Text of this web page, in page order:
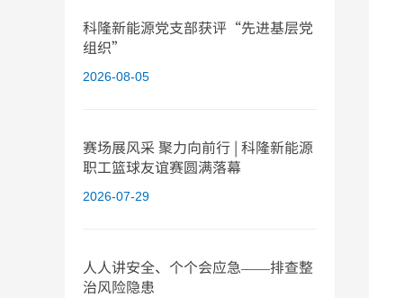
科隆新能源党支部获评“先进基层党
组织”
2026-08-05
赛场展风采 聚力向前行 | 科隆新能源
职工篮球友谊赛圆满落幕
2026-07-29
人人讲安全、个个会应急——排查整
治风险隐患